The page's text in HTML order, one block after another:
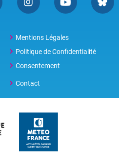
Mentions Légales
Politique de Confidentialité
Consentement
Contact